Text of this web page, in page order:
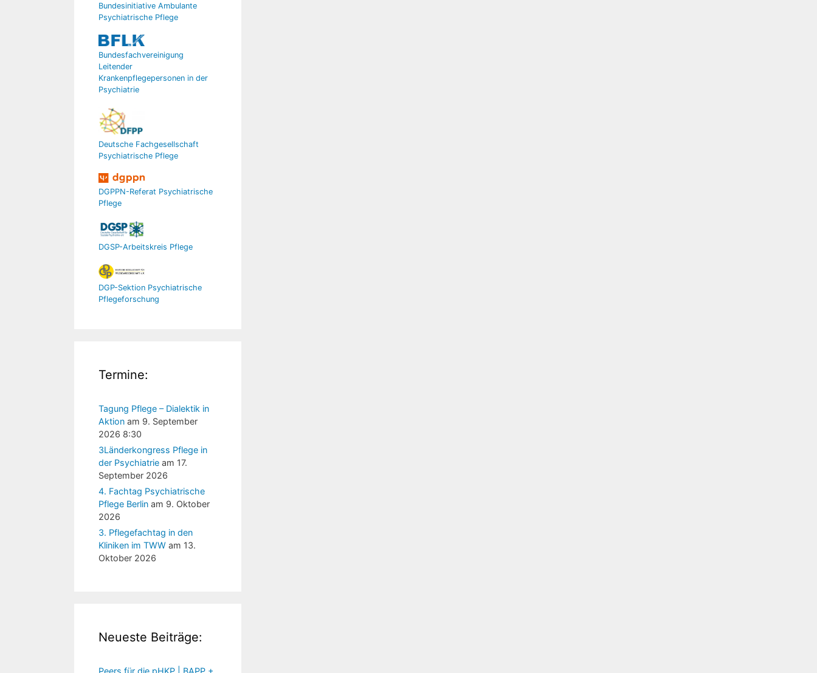
Bundesinitiative Ambulante
Psychiatrische Pflege
Bundesfachvereinigung
Leitender
Krankenpflegepersonen in der
Psychiatrie
Deutsche Fachgesellschaft
Psychiatrische Pflege
DGPPN-Referat Psychiatrische
Pflege
DGSP-Arbeitskreis Pflege
DGP-Sektion Psychiatrische
Pflegeforschung
Termine:
Tagung Pflege – Dialektik in
Aktion am 9. September
2026 8:30
3Länderkongress Pflege in
der Psychiatrie am 17.
September 2026
4. Fachtag Psychiatrische
Pflege Berlin am 9. Oktober
2026
3. Pflegefachtag in den
Kliniken im TWW am 13.
Oktober 2026
Neueste Beiträge:
Peers für die pHKP | BAPP +